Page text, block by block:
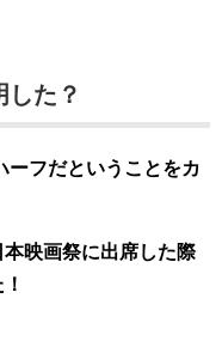
した？
ーフだということをカ
映画祭に出席した際